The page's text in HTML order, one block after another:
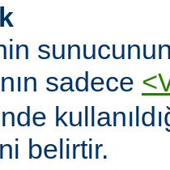
sadece
belirtir.